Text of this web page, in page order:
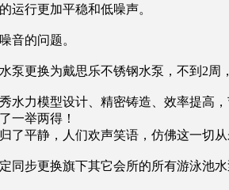
运行更加平稳和低噪声。
音的问题。
泵更换为戴思乐不锈钢水泵，不到2
水力模型设计、精密铸造、效率提高
一举两得！
了平静，人们欢声笑语，仿佛这一切从
同步更换旗下其它会所的所有游泳池